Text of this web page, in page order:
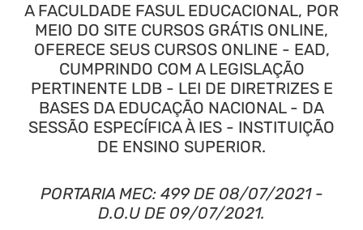
A FACULDADE FASUL EDUCACIONAL, POR
MEIO DO SITE CURSOS GRÁTIS ONLINE,
OFERECE SEUS CURSOS ONLINE - EAD,
CUMPRINDO COM A LEGISLAÇÃO
PERTINENTE LDB - LEI DE DIRETRIZES E
BASES DA EDUCAÇÃO NACIONAL - DA
SESSÃO ESPECÍFICA À IES - INSTITUIÇÃO
DE ENSINO SUPERIOR.
PORTARIA MEC: 499 DE 08/07/2021 -
D.O.U DE 09/07/2021.